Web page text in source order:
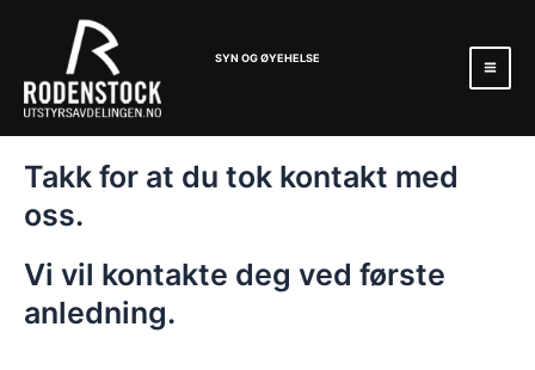
innholdet
SYN OG ØYEHELSE
Takk for at du tok kontakt med
oss.
Vi vil kontakte deg ved første
anledning.